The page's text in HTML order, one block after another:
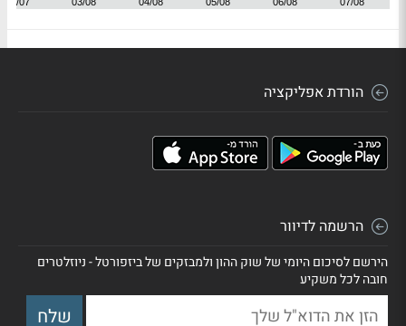
הורדת אפליקציה
הרשמה לדיוור
הירשם לסיכום היומי של שוק ההון ולמבזקים של ביזפורטל - ניוזלטרים
חובה לכל משקיע